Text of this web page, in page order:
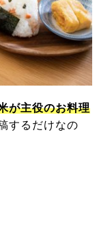
が主役のお料理
するだけなの